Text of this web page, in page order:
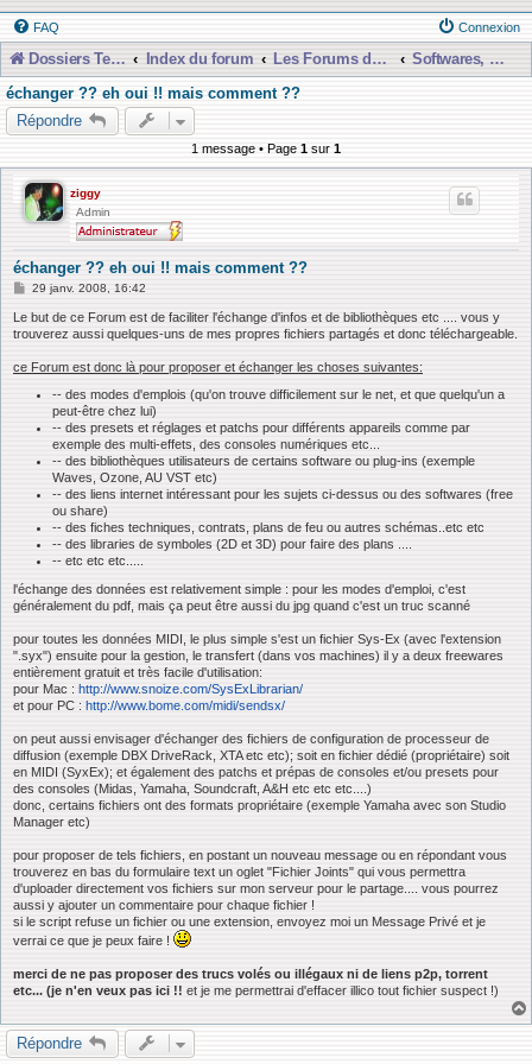
FAQ Connexion
Dossiers Techniques Index du forum Les Forums de Discussions
Softwares, Libraries, Presets et Téléchargements etc...
échanger ?? eh oui !! mais comment ??
Répondre
1 message • Page 1 sur 1
ziggy
Admin
échanger ?? eh oui !! mais comment ??
M
s
s
e
29 janv. 2008, 16:42
Le but de ce Forum est de faciliter l'échange d'infos et de bibliothèques etc .... vous y
trouverez aussi quelques-uns de mes propres fichiers partagés et donc téléchargeable.
ce Forum est donc là pour proposer et échanger les choses suivantes:
-- des modes d'emplois (qu'on trouve difficilement sur le net, et que quelqu'un a
peut-être chez lui)
-- des presets et réglages et patchs pour différents appareils comme par
exemple des multi-effets, des consoles numériques etc...
-- des bibliothèques utilisateurs de certains software ou plug-ins (exemple
Waves, Ozone, AU VST etc)
-- des liens internet intéressant pour les sujets ci-dessus ou des softwares (free
ou share)
-- des fiches techniques, contrats, plans de feu ou autres schémas..etc etc
-- des libraries de symboles (2D et 3D) pour faire des plans ....
-- etc etc etc.....
l'échange des données est relativement simple : pour les modes d'emploi, c'est
généralement du pdf, mais ça peut être aussi du jpg quand c'est un truc scanné
pour toutes les données MIDI, le plus simple s'est un fichier Sys-Ex (avec l'extension
".syx") ensuite pour la gestion, le transfert (dans vos machines) il y a deux freewares
entièrement gratuit et très facile d'utilisation:
pour Mac : http://www.snoize.com/SysExLibrarian/
et pour PC : http://www.bome.com/midi/sendsx/
on peut aussi envisager d'échanger des fichiers de configuration de processeur de
diffusion (exemple DBX DriveRack, XTA etc etc); soit en fichier dédié (propriétaire) soit
en MIDI (SyxEx); et également des patchs et prépas de consoles et/ou presets pour
des consoles (Midas, Yamaha, Soundcraft, A&H etc etc etc....)
donc, certains fichiers ont des formats propriétaire (exemple Yamaha avec son Studio
Manager etc)
pour proposer de tels fichiers, en postant un nouveau message ou en répondant vous
trouverez en bas du formulaire text un oglet "Fichier Joints" qui vous permettra
d'uploader directement vos fichiers sur mon serveur pour le partage.... vous pourrez
aussi y ajouter un commentaire pour chaque fichier !
si le script refuse un fichier ou une extension, envoyez moi un Message Privé et je
verrai ce que je peux faire !
merci de ne pas proposer des trucs volés ou illégaux ni de liens p2p, torrent
etc... (je n'en veux pas ici !! et je me permettrai d'effacer illico tout fichier suspect !)
Répondre